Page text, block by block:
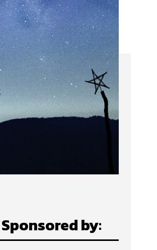
Sponsored by: